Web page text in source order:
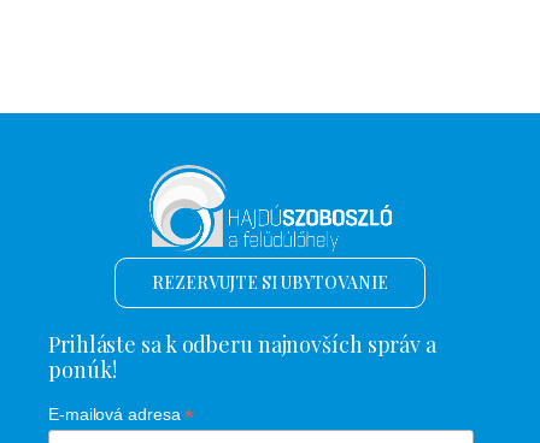
REZERVUJTE SI UBYTOVANIE
Prihláste sa k odberu najnovších správ a
ponúk!
E-mailová adresa*